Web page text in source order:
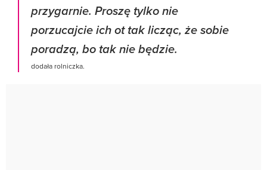
przygarnie. Proszę tylko nie
porzucajcie ich ot tak licząc, że sobie
poradzą, bo tak nie będzie.
dodała rolniczka.